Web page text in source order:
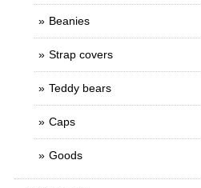
Beanies
Strap covers
Teddy bears
Caps
Goods